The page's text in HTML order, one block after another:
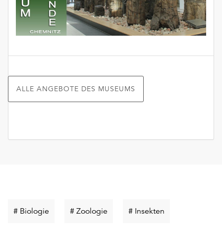
ALLE ANGEBOTE DES MUSEUMS
# Biologie Schlüsselwort
# Zoologie Schlüsselwort
# Insekten